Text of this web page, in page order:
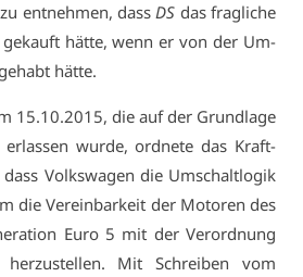
ent­neh­men, dassDS das frag­li­che
ge­kauft hät­te, wenn er von der Um­
hät­te.
15.10.2015, die auf der Grund­la­ge
er­las­sen wur­de, ord­ne­te das Kraft­
Volks­wa­gen die Um­schalt­lo­gik
die Ver­ein­bar­keit der Mo­to­ren des
Eu­ro 5 mit der Ver­ord­nung
Mit Schrei­ben vom